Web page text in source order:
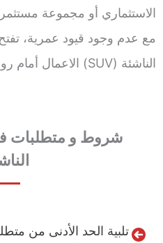
الاستثماري أو مجموعة
مع عدم وجود قيود عمرية،
الناشئة (SUV) الاعمال أمام رواد الأعمال
شروط و متطلبات
تلبية الحد الأدنى من